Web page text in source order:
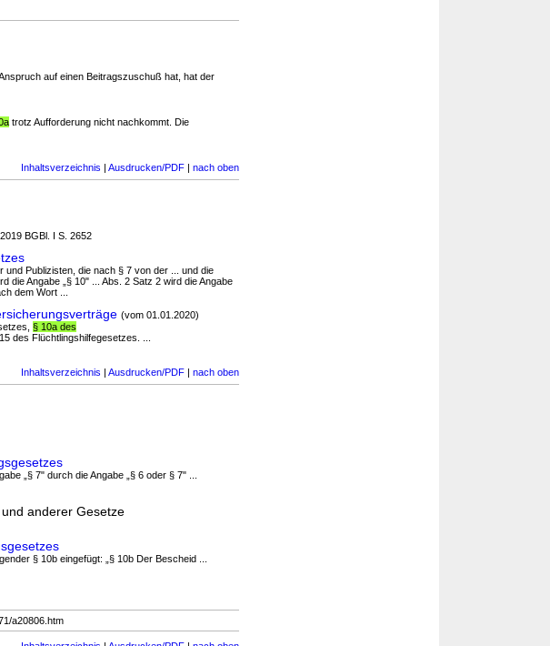
auf einen Beitragszuschuß hat, hat der
trotz Aufforderung nicht nachkommt. Die
Inhaltsverzeichnis | Ausdrucken/PDF | nach oben
BGBl. I S. 2652
und Publizisten, die nach § 7 von der ... und die
die Angabe „§ 10" ... Abs. 2 Satz 2 wird die Angabe
dem Wort ...
(vom 01.01.2020)
§ 10a des
des Flüchtlingshilfegesetzes. ...
Inhaltsverzeichnis | Ausdrucken/PDF | nach oben
„§ 7" durch die Angabe „§ 6 oder § 7" ...
anderer Gesetze
§ 10b eingefügt: „§ 10b Der Bescheid ...
a20806.htm